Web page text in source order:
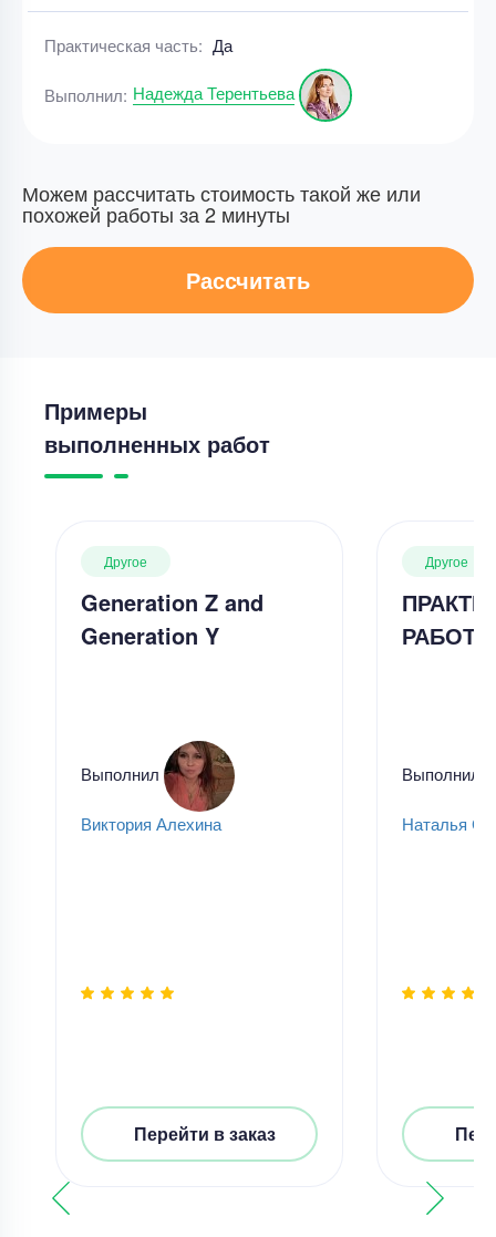
Практическая часть: Да
Выполнил: Надежда Терентьева
Можем рассчитать стоимость такой же или
похожей работы за 2 минуты
Рассчитать
Примеры
выполненных работ
Другое
Generation Z and
Generation Y
Выполнил
Виктория Алехина
Перейти в заказ
Другое
РАБОТА
Выполнил
Наталья